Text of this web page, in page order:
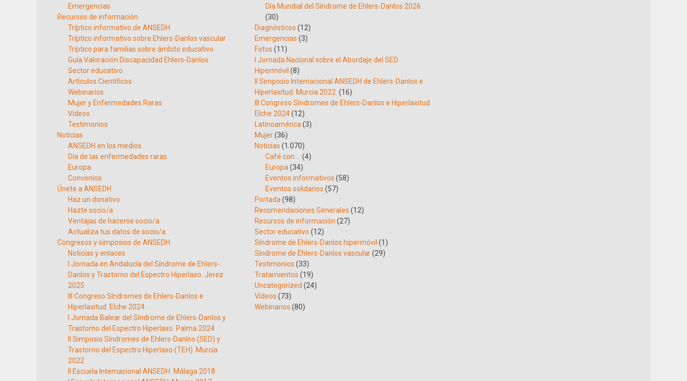
Emergencias
Recursos de información
Tríptico informativo de ANSEDH
Tríptico informativo sobre Ehlers-Danlos vascular
Tríptico para familias sobre ámbito educativo
Guía Valoración Discapacidad Ehlers-Danlos
Sector educativo
Artículos Científicos
Webinarios
Mujer y Enfermedades Raras
Vídeos
Testimonios
Noticias
ANSEDH en los medios
Día de las enfermedades raras
Europa
Convenios
Únete a ANSEDH
Haz un donativo
Hazte socio/a
Ventajas de hacerse socio/a
Actualiza tus datos de socio/a
Congresos y simposios de ANSEDH
Noticias y enlaces
I Jornada en Andalucía del Síndrome de Ehlers-
Danlos y Trastorno del Espectro Hiperlaxo. Jerez
2025
III Congreso Síndromes de Ehlers-Danlos e
Hiperlaxitud. Elche 2024
I Jornada Balear del Síndrome de Ehlers-Danlos y
Trastorno del Espectro Hiperlaxo. Palma 2024
II Simposio Síndromes de Ehlers-Danlos (SED) y
Trastorno del Espectro Hiperlaxo (TEH). Murcia
2022
II Escuela Internacional ANSEDH. Málaga 2018
Día Mundial del Síndrome de Ehlers-Danlos 2026
(30)
Diagnósticos (12)
Emergencias (3)
Fotos (11)
I Jornada Nacional sobre el Abordaje del SED
Hipermóvil (8)
II Simposio Internacional ANSEDH de Ehlers-Danlos e
Hiperlaxitud. Murcia 2022. (16)
III Congreso Síndromes de Ehlers-Danlos e Hiperlaxitud.
Elche 2024(12)
Latinoamérica (3)
Mujer(36)
Noticias (1.070)
Café con …
(4)
Europa (34)
Eventos informativos (58)
Eventos solidarios (57)
Portada (98)
Recomendaciones Generales (12)
Recursos de información (27)
Sector educativo (12)
Síndrome de Ehlers-Danlos hipermóvil (1)
Síndrome de Ehlers-Danlos vascular(29)
Testimonios (33)
Tratamientos (19)
Uncategorized (24)
Vídeos (73)
Webinarios (80)